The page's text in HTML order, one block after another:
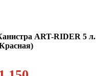
ART-RIDER 5 л.